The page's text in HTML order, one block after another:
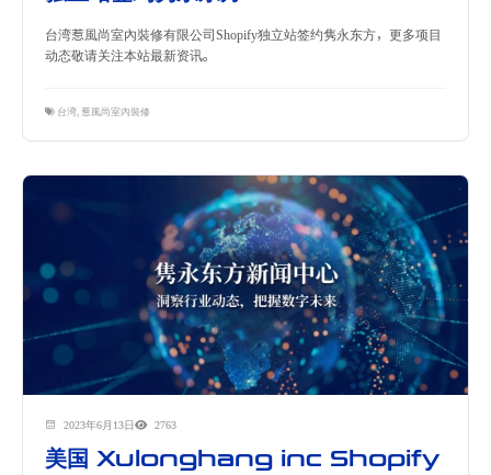
台湾惹風尚室內裝修有限公司Shopify独立站签约隽永东方，更多项目
动态敬请关注本站最新资讯。
台湾 惹風尚室內裝修
2023年6月13日 2763
美国 Xulonghang inc Shopify